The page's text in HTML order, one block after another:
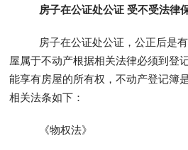
房子在公证处公证 受不受法律
房子在公证处公证，公正后是有
屋属于不动产根据相关法律必须到登
能享有房屋的所有权，不动产登记簿
相关法条如下：
《物权法》